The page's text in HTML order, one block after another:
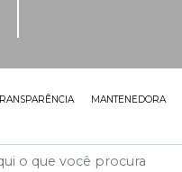
MANTENEDORA